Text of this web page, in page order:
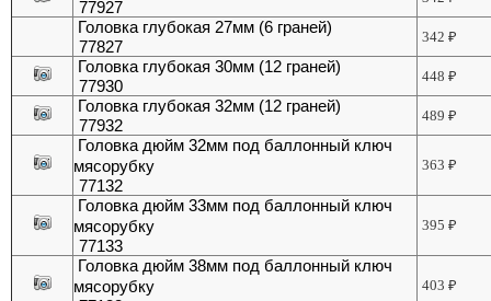
77927
Головка глубокая 27мм (6 граней)
77827
342₽
Головка глубокая 30мм (12 граней)
77930
448₽
Головка глубокая 32мм (12 граней)
77932
489₽
Головка дюйм 32мм под баллонный ключ
мясорубку
77132
363₽
Головка дюйм 33мм под баллонный ключ
мясорубку
77133
395₽
Головка дюйм 38мм под баллонный ключ
мясорубку
403₽